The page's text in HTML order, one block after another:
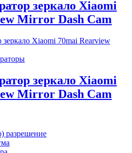
зеркало Xiaomi
Mirror Dash Cam
зеркало Xiaomi
Mirror Dash Cam
разрешение